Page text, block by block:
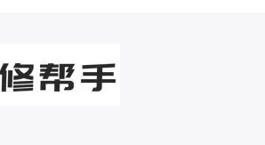
2011-2026年起亚系列K2 K3 K3 新能